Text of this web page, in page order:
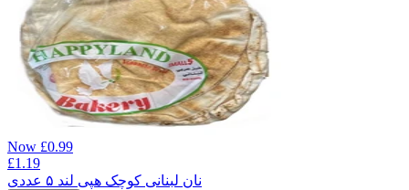
Now £0.99
£1.19
نان لبنانی کوچک هپی لند ۵ عددی